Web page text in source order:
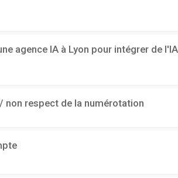
agence IA à Lyon pour intégrer de
respect de la numérotation